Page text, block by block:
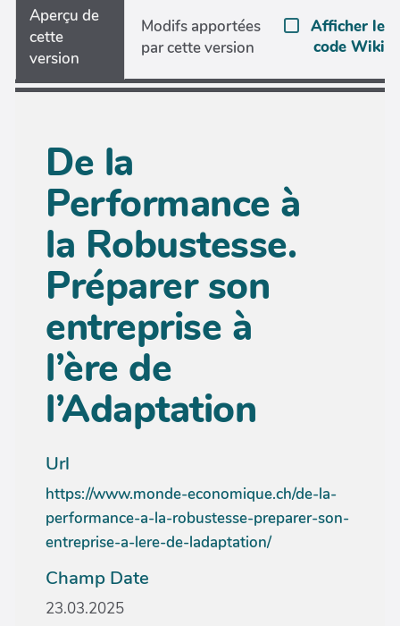
Aperçu de
cette
version
Modifs apportées
par cette version
Afficher le
code Wiki
De la
Performance à
la Robustesse.
Préparer son
entreprise à
l’ère de
l’Adaptation
Url
https://www.monde-economique.ch/de-la-
performance-a-la-robustesse-preparer-son-
entreprise-a-lere-de-ladaptation/
Champ Date
23.03.2025